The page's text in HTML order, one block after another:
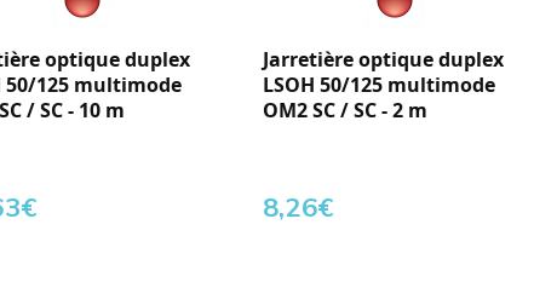
optique duplex
50/125 multimode
/ SC - 10 m
€
Jarretière optique duplex
LSOH 50/125 multimode
OM2 SC / SC - 2 m
8,26€